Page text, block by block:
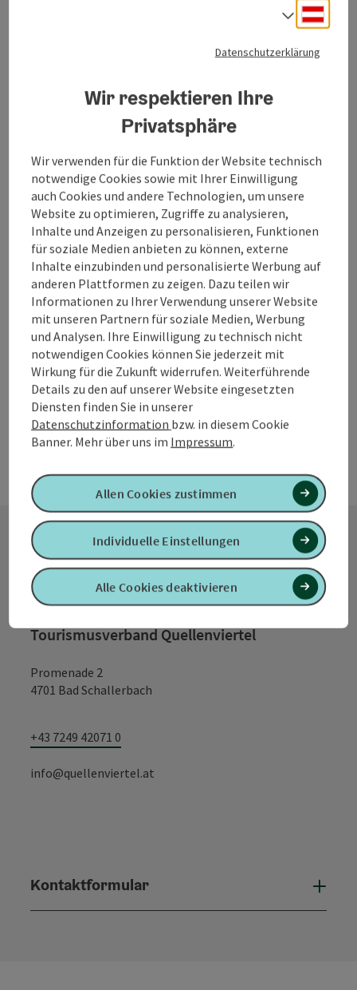
Massagestube Sonja
Hamminger
.
Treubach
Öffnungszeiten
MOMontag geöffnet
DIDienstag geöffnet
MI Mittwoch geöffnet
DODonnerstag geöffnet
FRFreitag geöffnet
SASamstag geöffnet
SOSonntag geöffnet
FEFeiertag geöffnet
Kontakt
Tourismusverband Quellenviertel
Promenade 2
4701 Bad Schallerbach
+43 7249 42071 0
info@quellenviertel.at
Kontaktformular
Datenschutzerklärung
Wir respektieren Ihre
Privatsphäre
Wir verwenden für die Funktion der Website technisch
notwendige Cookies sowie mit Ihrer Einwilligung
auch Cookies und andere Technologien, um unsere
Website zu optimieren, Zugriffe zu analysieren,
Inhalte und Anzeigen zu personalisieren, Funktionen
für soziale Medien anbieten zu können, externe
Inhalte einzubinden und personalisierte Werbung auf
anderen Plattformen zu zeigen. Dazu teilen wir
Informationen zu Ihrer Verwendung unserer Website
mit unseren Partnern für soziale Medien, Werbung
und Analysen. Ihre Einwilligung zu technisch nicht
notwendigen Cookies können Sie jederzeit mit
Wirkung für die Zukunft widerrufen. Weiterführende
Details zu den auf unserer Website eingesetzten
Diensten finden Sie in unserer
Datenschutzinformation bzw. in diesem Cookie
Banner. Mehr über uns im Impressum.
Alle Cookies deaktivieren
Individuelle Einstellungen
Allen Cookies zustimmen